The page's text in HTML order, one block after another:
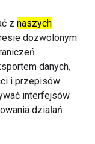
z naszych
dozwolonym
danych,
i przepisów
interfejsów
działań